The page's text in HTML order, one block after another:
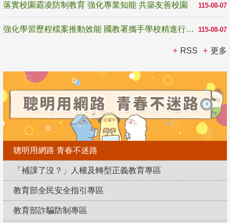
115-08-07
落實校園霸凌防制教育 強化專業知能 共築友善校園
115-08-07
強化學習歷程檔案推動效能 國教署攜手學校精進行政與教學支持
RSS 更多
聰明用網路 青春不迷路
「補課了沒？」人權及轉型正義教育專區
教育部全民安全指引專區
教育部詐騙防制專區